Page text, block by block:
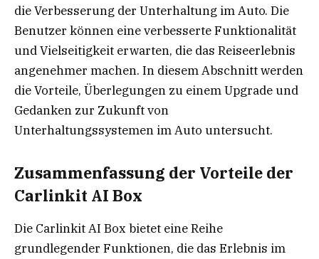
die Verbesserung der Unterhaltung im Auto. Die
Benutzer können eine verbesserte Funktionalität
und Vielseitigkeit erwarten, die das Reiseerlebnis
angenehmer machen. In diesem Abschnitt werden
die Vorteile, Überlegungen zu einem Upgrade und
Gedanken zur Zukunft von
Unterhaltungssystemen im Auto untersucht.
Zusammenfassung der Vorteile der
Carlinkit AI Box
Die Carlinkit AI Box bietet eine Reihe
grundlegender Funktionen, die das Erlebnis im